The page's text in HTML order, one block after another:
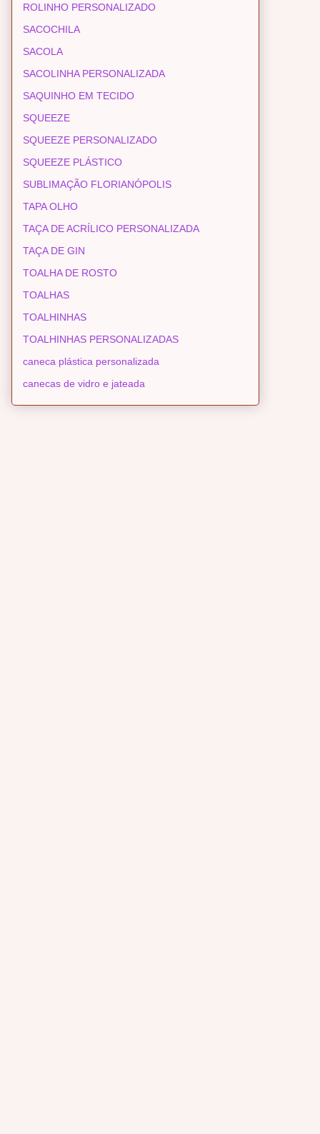
ROLINHO PERSONALIZADO
SACOCHILA
SACOLA
SACOLINHA PERSONALIZADA
SAQUINHO EM TECIDO
SQUEEZE
SQUEEZE PERSONALIZADO
SQUEEZE PLÁSTICO
SUBLIMAÇÃO FLORIANÓPOLIS
TAPA OLHO
TAÇA DE ACRÍLICO PERSONALIZADA
TAÇA DE GIN
TOALHA DE ROSTO
TOALHAS
TOALHINHAS
TOALHINHAS PERSONALIZADAS
caneca plástica personalizada
canecas de vidro e jateada